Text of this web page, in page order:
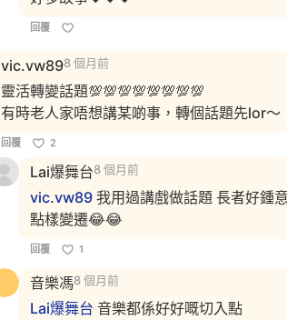
回覆
vic.vw898 個月前
靈活轉變話題💯💯💯💯💯💯💯💯
有時老人家唔想講某啲事，轉個話題先lor～
回覆 2
Lai爆舞台8 個月前
vic.vw89 我用過講戲做話題 長者好鍾
點樣變遷😂😂
回覆 1
音樂馮8 個月前
Lai爆舞台 音樂都係好好嘅切入點